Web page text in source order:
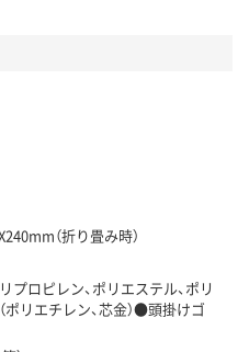
（折り畳み時）
プロピレン、ポリエステル、ポリ
リエチレン、芯金）●頭掛けゴ